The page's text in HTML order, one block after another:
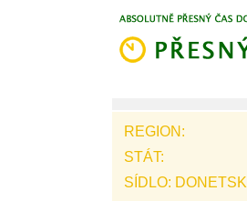
REGION:
STÁT:
SÍDLO: DONETSK